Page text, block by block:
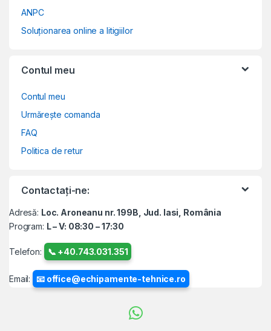
ANPC
Soluționarea online a litigiilor
Contul meu
Contul meu
Urmărește comanda
FAQ
Politica de retur
Contactați-ne:
Adresă: Loc. Aroneanu nr. 199B, Jud. Iasi, România
Program: L – V: 08:30 – 17:30
Telefon: 📞 +40.743.031.351
Email: 📧 office@echipamente-tehnice.ro